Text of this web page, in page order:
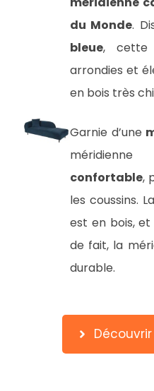
du Monde.
bleue, cette
arrondies et
en bois très
Garnie d’une
confortable,
les coussins.
est en bois,
de fait, la
durable.